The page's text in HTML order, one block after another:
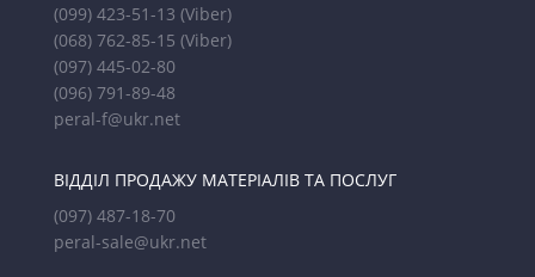
(099) 423-51-13 (Viber)
(068) 762-85-15 (Viber)
(097) 445-02-80
(096) 791-89-48
peral-f@ukr.net
ВІДДІЛ ПРОДАЖУ МАТЕРІАЛІВ ТА ПОСЛУГ
(097) 487-18-70
peral-sale@ukr.net